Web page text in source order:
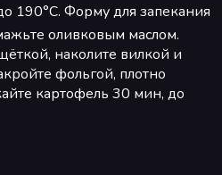
190°С. Форму для запекания
оливковым маслом.
наколите вилкой и
фольгой, плотно
картофель 30 мин, до